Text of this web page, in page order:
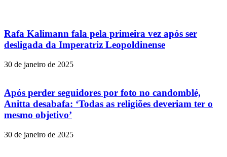
Rafa Kalimann fala pela primeira vez após ser
desligada da Imperatriz Leopoldinense
30 de janeiro de 2025
Após perder seguidores por foto no candomblé,
Anitta desabafa: ‘Todas as religiões deveriam ter o
mesmo objetivo’
30 de janeiro de 2025